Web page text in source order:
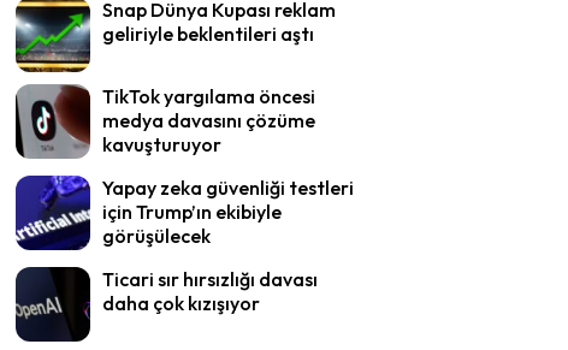
Snap Dünya Kupası reklam
geliriyle beklentileri aştı
TikTok yargılama öncesi
medya davasını çözüme
kavuşturuyor
Yapay zeka güvenliği testleri
için Trump’ın ekibiyle
görüşülecek
Ticari sır hırsızlığı davası
daha çok kızışıyor